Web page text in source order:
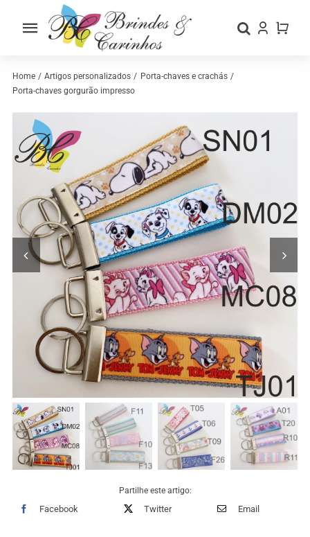
Toggle
Home
Loja
Categorias
Contactos
Home Artigos personalizados
Porta-chaves e crachás
Porta-chaves gorgurão impresso
Partilhe este artigo:
Facebook Twitter Email